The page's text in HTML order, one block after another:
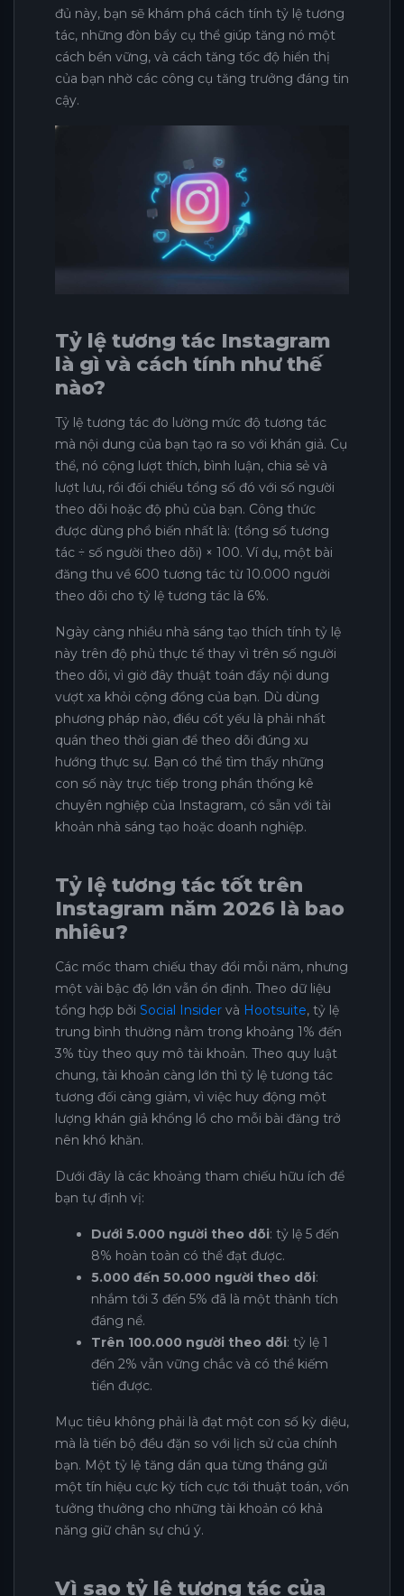
đủ này, bạn sẽ khám phá cách tính tỷ lệ tương
tác, những đòn bẩy cụ thể giúp tăng nó một
cách bền vững, và cách tăng tốc độ hiển thị
của bạn nhờ các công cụ tăng trưởng đáng tin
cậy.
Tỷ lệ tương tác Instagram
là gì và cách tính như thế
nào?
Tỷ lệ tương tác đo lường mức độ tương tác
mà nội dung của bạn tạo ra so với khán giả. Cụ
thể, nó cộng lượt thích, bình luận, chia sẻ và
lượt lưu, rồi đối chiếu tổng số đó với số người
theo dõi hoặc độ phủ của bạn. Công thức
được dùng phổ biến nhất là: (tổng số tương
tác ÷ số người theo dõi) × 100. Ví dụ, một bài
đăng thu về 600 tương tác từ 10.000 người
theo dõi cho tỷ lệ tương tác là 6%.
Ngày càng nhiều nhà sáng tạo thích tính tỷ lệ
này trên độ phủ thực tế thay vì trên số người
theo dõi, vì giờ đây thuật toán đẩy nội dung
vượt xa khỏi cộng đồng của bạn. Dù dùng
phương pháp nào, điều cốt yếu là phải nhất
quán theo thời gian để theo dõi đúng xu
hướng thực sự. Bạn có thể tìm thấy những
con số này trực tiếp trong phần thống kê
chuyên nghiệp của Instagram, có sẵn với tài
khoản nhà sáng tạo hoặc doanh nghiệp.
Tỷ lệ tương tác tốt trên
Instagram năm 2026 là bao
nhiêu?
Các mốc tham chiếu thay đổi mỗi năm, nhưng
một vài bậc độ lớn vẫn ổn định. Theo dữ liệu
tổng hợp bởi Social Insider và Hootsuite, tỷ lệ
trung bình thường nằm trong khoảng 1% đến
3% tùy theo quy mô tài khoản. Theo quy luật
chung, tài khoản càng lớn thì tỷ lệ tương tác
tương đối càng giảm, vì việc huy động một
lượng khán giả khổng lồ cho mỗi bài đăng trở
nên khó khăn.
Dưới đây là các khoảng tham chiếu hữu ích để
bạn tự định vị:
Dưới 5.000 người theo dõi: tỷ lệ 5 đến
8% hoàn toàn có thể đạt được.
5.000 đến 50.000 người theo dõi:
nhắm tới 3 đến 5% đã là một thành tích
đáng nể.
Trên 100.000 người theo dõi: tỷ lệ 1
đến 2% vẫn vững chắc và có thể kiếm
tiền được.
Mục tiêu không phải là đạt một con số kỳ diệu,
mà là tiến bộ đều đặn so với lịch sử của chính
bạn. Một tỷ lệ tăng dần qua từng tháng gửi
một tín hiệu cực kỳ tích cực tới thuật toán, vốn
tưởng thưởng cho những tài khoản có khả
năng giữ chân sự chú ý.
Vì sao tỷ lệ tương tác của